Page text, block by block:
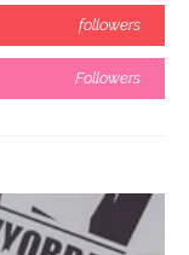
followers
Followers